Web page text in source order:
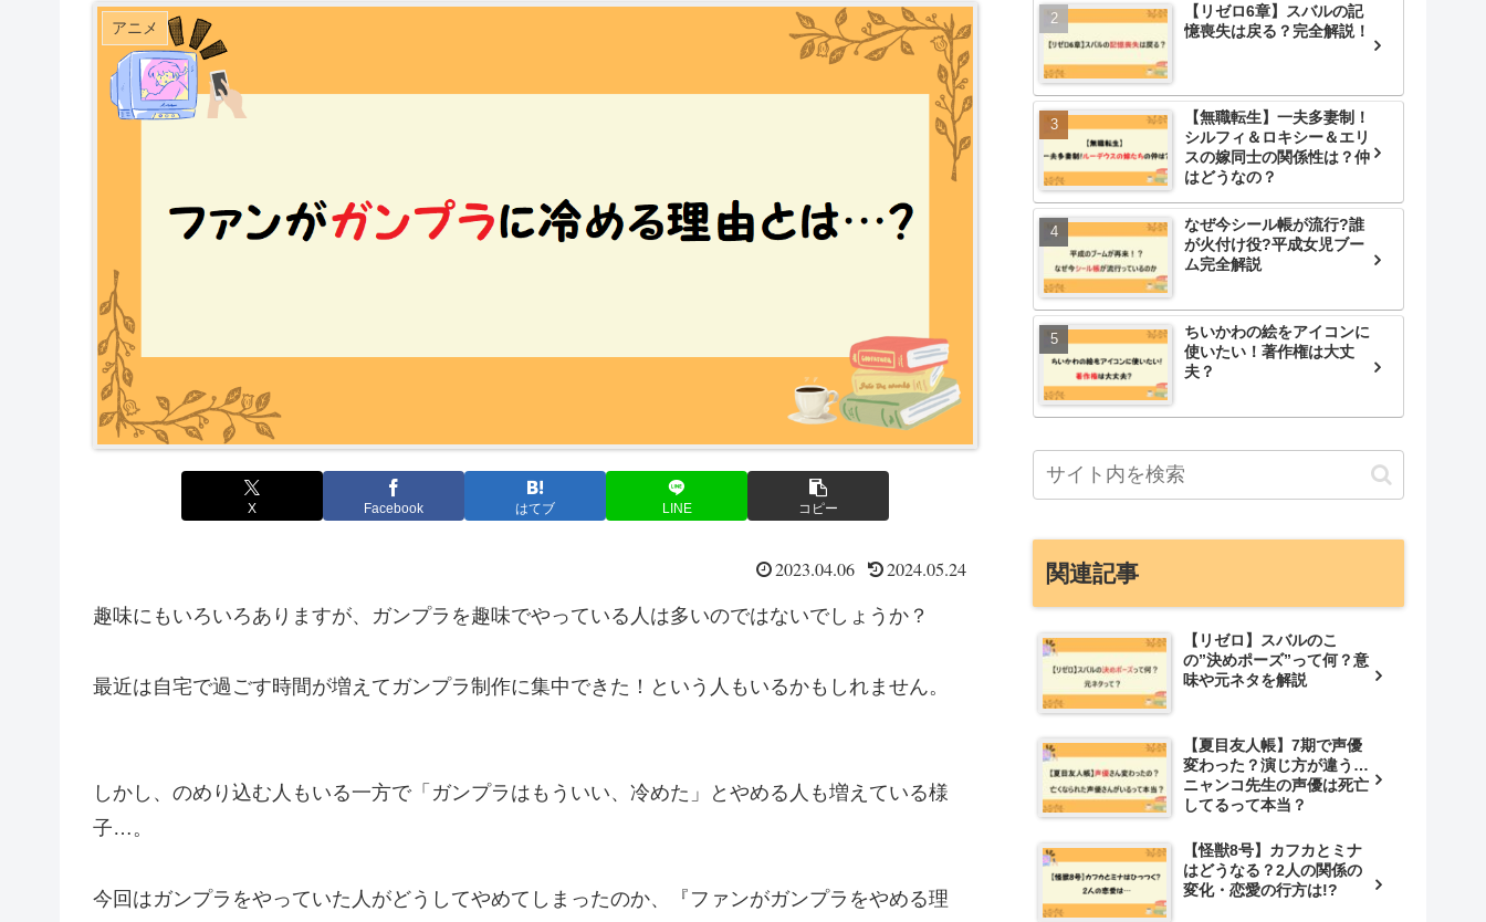
アニメ
X Facebook はてブ LINE コピー
2023.04.06 2024.05.24
趣味にもいろいろありますが、ガンプラを趣味でやっている人は多いのではないでしょうか？
最近は自宅で過ごす時間が増えてガンプラ制作に集中できた！という人もいるかもしれません。
しかし、のめり込む人もいる一方で「ガンプラはもういい、冷めた」とやめる人も増えている様
子…。
今回はガンプラをやっていた人がどうしてやめてしまったのか、『ファンがガンプラをやめる理
【リゼロ6章】スバルの記
憶喪失は戻る？完全解説！
【無職転生】一夫多妻制！
シルフィ＆ロキシー＆エリ
スの嫁同士の関係性は？仲
はどうなの？
なぜ今シール帳が流行?誰
が火付け役?平成女児ブー
ム完全解説
ちいかわの絵をアイコンに
使いたい！著作権は大丈
夫？
関連記事
【リゼロ】スバルのこ
の”決めポーズ”って何？意
味や元ネタを解説
【夏目友人帳】7期で声優
変わった？演じ方が違う…
ニャンコ先生の声優は死亡
してるって本当？
【怪獣8号】カフカとミナ
はどうなる？2人の関係の
変化・恋愛の行方は!?